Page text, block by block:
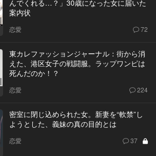
んでくれる…？」30歳になった女に届いた
案内状
恋愛 72
東カレファッションジャーナル：街から消
えた、港区女子の戦闘服。ラップワンピは
死んだのか！？
恋愛 224
密室に閉じ込められた女。新妻を“軟禁”し
ようとした、義妹の真の目的とは
恋愛 37